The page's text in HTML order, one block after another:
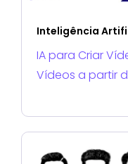
Inteligência
IA para Criar
Vídeos a partir